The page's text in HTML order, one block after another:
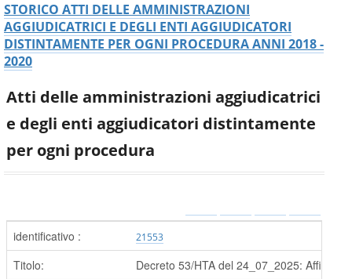
STORICO ATTI DELLE AMMINISTRAZIONI
AGGIUDICATRICI E DEGLI ENTI AGGIUDICATORI
DISTINTAMENTE PER OGNI PROCEDURA ANNI 2018 -
2020
Atti delle amministrazioni aggiudicatrici
e degli enti aggiudicatori distintamente
per ogni procedura
identificativo : 21553
Titolo:
Decreto 53/HTA del 24_07_2025: